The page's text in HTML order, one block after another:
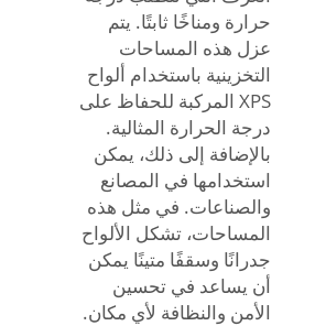
حرارة ومناخًا ثابتًا. يتم
عزل هذه المساحات
التخزينية باستخدام ألواح
XPS المركبة للحفاظ على
درجة الحرارة المثالية.
بالإضافة إلى ذلك، يمكن
استخدامها في المصانع
والصناعات. في مثل هذه
المساحات، تشكل الألواح
جدرانًا وسقفًا متينًا يمكن
أن يساعد في تحسين
الأمن والنظافة لأي مكان.